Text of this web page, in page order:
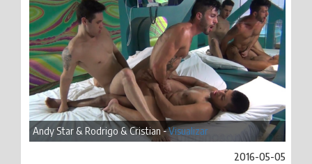
Andy Star & Rodrigo & Cristian -Visualizar
2016-05-05